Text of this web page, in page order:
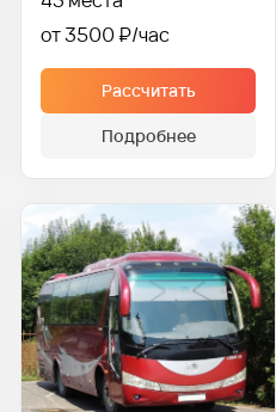
от 3500 ₽
Рассчитать
Подробнее